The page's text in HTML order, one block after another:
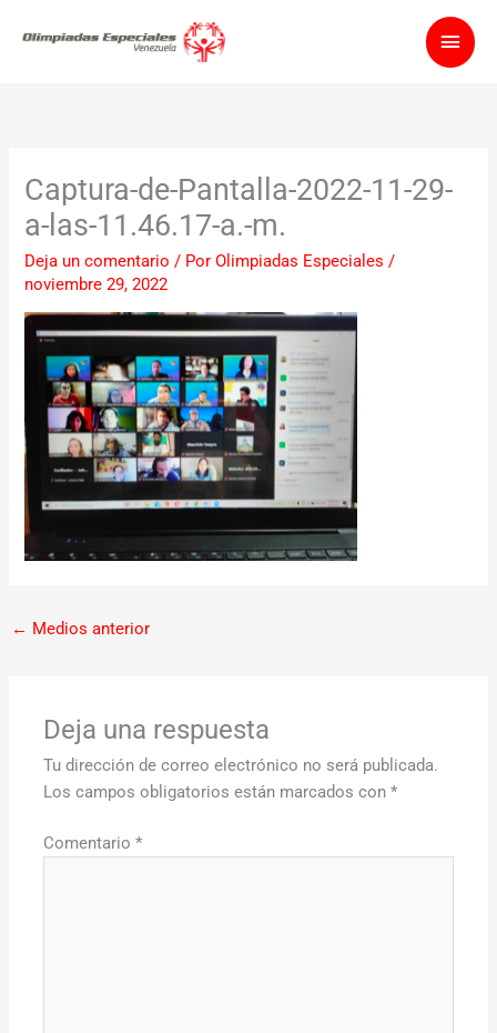
Captura-de-Pantalla-2022-11-29-
a-las-11.46.17-a.-m.
Deja un comentario / PorOlimpiadas Especiales/
noviembre 29, 2022
← Medios anterior
Deja una respuesta
Tu dirección de correo electrónico no será publicada.
Los campos obligatorios están marcados con*
Comentario*